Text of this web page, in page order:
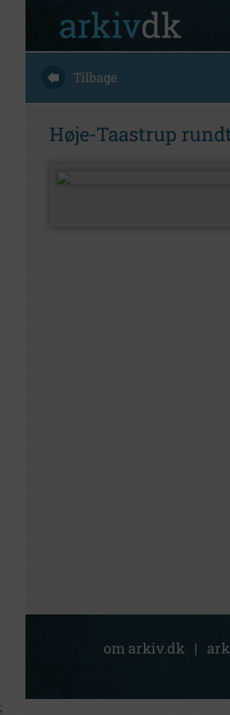
Tilbage
Høje-Taastrup
om arkiv.dk |
;